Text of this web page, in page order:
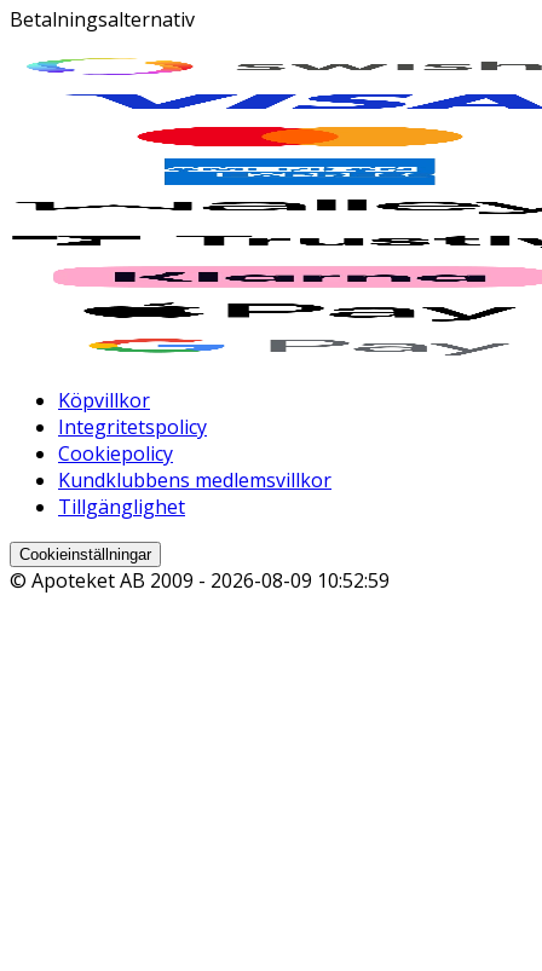
Betalningsalternativ
Köpvillkor
Integritetspolicy
Cookiepolicy
Kundklubbens medlemsvillkor
Tillgänglighet
Cookieinställningar
© Apoteket AB 2009 - 2026-08-09 10:52:59